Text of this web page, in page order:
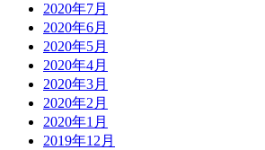
2020年7月
2020年6月
2020年5月
2020年4月
2020年3月
2020年2月
2020年1月
2019年12月